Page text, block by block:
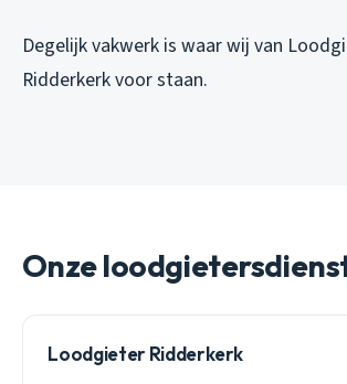
Degelijk vakwerk is waar wij van
Ridderkerk voor staan.
Onze
Loodgieter Ridderkerk